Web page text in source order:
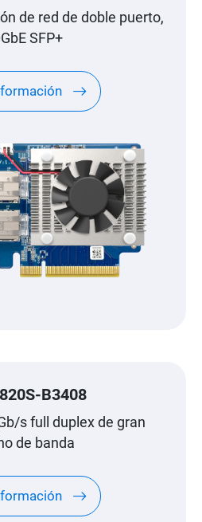
de red de doble puerto,
SFP+
B3408
s full duplex de gran
de banda